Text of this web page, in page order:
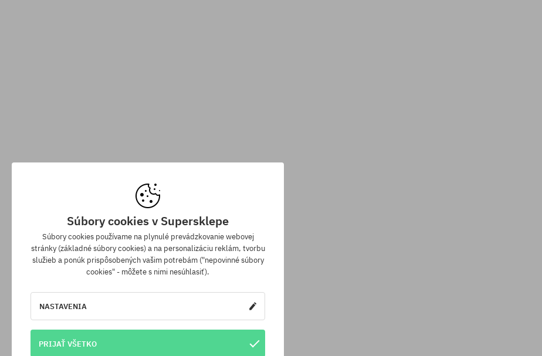
Súbory cookies v Supersklepe
Súbory cookies používame na plynulé prevádzkovanie webovej
stránky (základné súbory cookies) a na personalizáciu reklám, tvorbu
služieb a ponúk prispôsobených vašim potrebám ("nepovinné súbory
cookies" - môžete s nimi nesúhlasiť).
NASTAVENIA
PRIJAŤ VŠETKO